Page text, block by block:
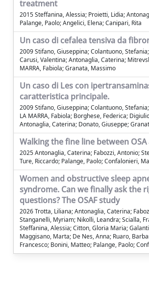
treatment
2015 Steffanina, Alessia; Proietti, Lidia;
Palange, Paolo; Angelici, Elena; Canipari, Rita
Un caso di cefalea tensiva da
2009 Stifano, Giuseppina; Colantuono,
Carusi, Valentina; Antonaglia, Caterina;
MARRA, Fabiola; Granata, Massimo
Un caso di Les con
caratteristica principale.
2009 Stifano, Giuseppina; Colantuono,
LA MARRA, Fabiola; Borghese, Federica;
Antonaglia, Caterina; Donato, Giuseppe;
Walking the fine line between OSA
2025 Antonaglia, Caterina; Fabozzi, Antonio;
Ture, Riccardo; Palange, Paolo; Confalonieri,
Women and obstructive sleep
syndrome. Can we finally ask the
questions? The OSAF study
2026 Trotta, Liliana; Antonaglia, Caterina;
Stanganelli, Myriam; Nikolli, Leandra; Scialla,
Steffanina, Alessia; Citton, Gloria Maria;
Maggisano, Marta; De Nes, Anna; Ruaro,
Francesco; Bonini, Matteo; Palange, Paolo;